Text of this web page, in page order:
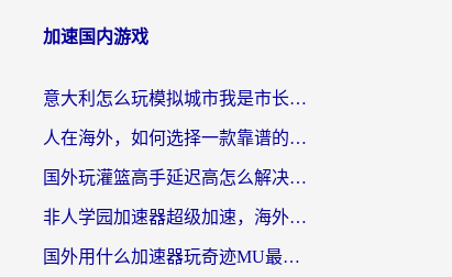
加速国内游戏
意大利怎么玩模拟城市我是市长？海外党国服游戏加速终极攻略（附三国3量子特攻解决办法）
人在海外，如何选择一款靠谱的玩剑灵2加速器？
国外玩灌篮高手延迟高怎么解决？海外玩家国服游戏加速终极指南
非人学园加速器超级加速，海外玩家重返国服的通行证
国外用什么加速器玩奇迹MU最好？2026海外玩家国服游戏加速全攻略